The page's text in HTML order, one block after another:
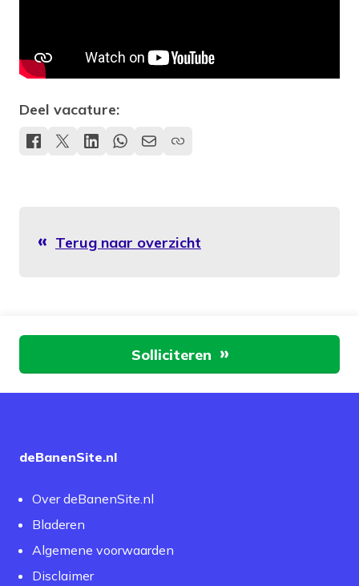
Deel vacature:
Terug naar overzicht
Aan de slagSolliciteren
deBanenSite.nl
Over deBanenSite.nl
Bladeren
Algemene voorwaarden
Disclaimer